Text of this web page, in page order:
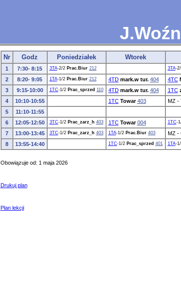
Nr Godz Poniedziałek Wtorek
1 7:30- 8:15 3TA-2/2 Prac.Biur 212 3TA-
2 8:20- 9:05 1TA-1/2 Prac.Biur 212 4TD mark.w tur. 404 4TC
3
9:15-10:00 1TC-1/2 Prac_sprzed 110 4TD mark.w tur. 404 1TC
4
10:10-10:55 1TC Towar 403 MZ -
5
11:10-11:55
6
12:05-12:50 3TC-1/2 Prac_zarz_h 403 1TC Towar 004 1TC-
7 13:00-13:45 3TC-1/2 Prac_zarz_h 403 1TA-1/2 Prac.Biur 403
MZ -
8
13:55-14:40 1TC-1/2 Prac_sprzed 401 1TA-
Obowiązuje od: 1 maja 2026
Drukuj plan
Plan lekcji